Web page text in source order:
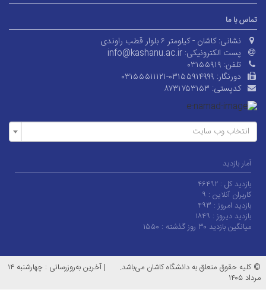
تماس با ما
نشانی: کاشان - کیلومتر ۶ بلوار قطب راوندی
پست الکترونیکی: info@kashanu.ac.ir
تلفن: ۰۳۱۵۵۹۱۹
دورنگار: ۰۳۱۵۵۵۱۱۱۲۱-۰۳۱۵۵۹۱۴۹۹۹
کدپستی: ۸۷۳۱۷۵۳۱۵۳
انتخاب وب سایت
آمار بازدید
بازدید کل : ۴۶۴۹۲
کاربران آنلاین : ۹
بازدید امروز : ۴۹۳
بازدید دیروز : ۱۸۴۹
میانگین بازدید ۳۰ روز گذشته :
۱۵۵۰
© کلیه حقوق متعلق به دانشگاه کاشان می‌باشد. |
آخرین به‌روزرسانی : چهارشنبه ۱۴
مرداد ۱۴۰۵